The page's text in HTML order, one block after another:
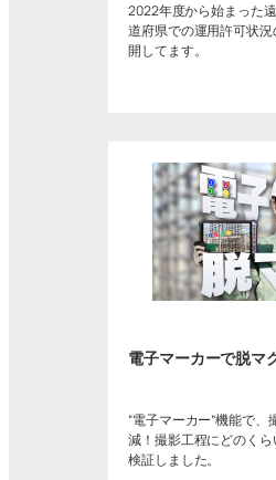
2022年度から始まった
道府県での運用許可状
開してます。
電子マーカーで脱マ
“電子マーカー”機能で、
減！撮影工程にどのく
検証しました。